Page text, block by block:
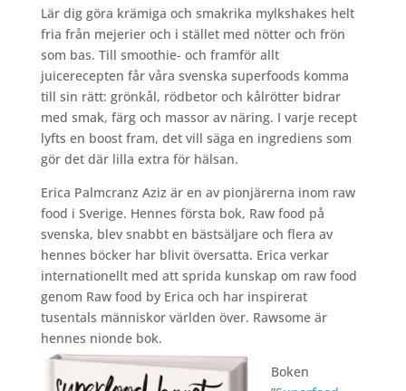
Lär dig göra krämiga och smakrika mylkshakes helt
fria från mejerier och i stället med nötter och frön
som bas. Till smoothie- och framför allt
juicerecepten får våra svenska superfoods komma
till sin rätt: grönkål, rödbetor och kålrötter bidrar
med smak, färg och massor av näring. I varje recept
lyfts en boost fram, det vill säga en ingrediens som
gör det där lilla extra för hälsan.
Erica Palmcranz Aziz är en av pionjärerna inom raw
food i Sverige. Hennes första bok, Raw food på
svenska, blev snabbt en bästsäljare och flera av
hennes böcker har blivit översatta. Erica verkar
internationellt med att sprida kunskap om raw food
genom Raw food by Erica och har inspirerat
tusentals människor världen över. Rawsome är
hennes nionde bok.
Boken